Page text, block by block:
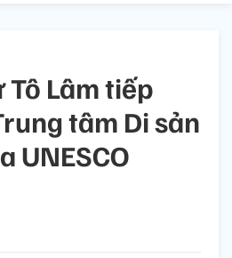
Tô Lâm tiếp
tâm Di sản
UNESCO